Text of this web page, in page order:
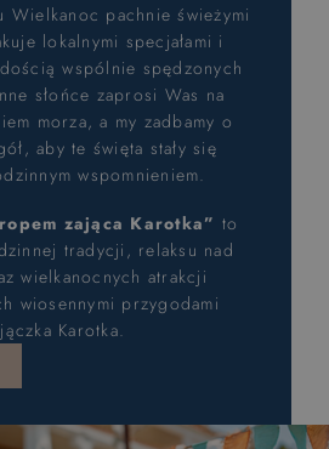
Wielkanoc pachnie świeżymi
lokalnymi specjałami i
wspólnie spędzonych
słońce zaprosi Was na
morza, a my zadbamy o
aby te święta stały się
wspomnieniem.
zająca Karotka” to
tradycji, relaksu nad
wielkanocnych atrakcji
wiosennymi przygodami
Karotka.